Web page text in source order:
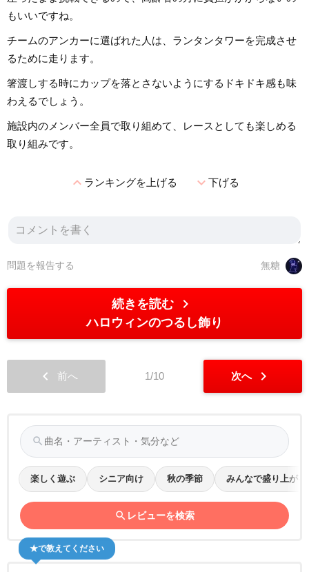
もいいですね。
チームのアンカーに選ばれた人は、ランタンタワーを完成させ
るために走ります。
箸渡しする時にカップを落とさないようにするドキドキ感も味
わえるでしょう。
施設内のメンバー全員で取り組めて、レースとしても楽しめる
取り組みです。
expand_lessランキングを上げる expand_more下げる
無糖
問題を報告する
続きを読む chevron_right
ハロウィンのつるし飾り
chevron_left 前へ 1/10 次へ chevron_right
search
楽しく遊ぶ シニア向け 秋の季節 みんなで盛り上がる
search レビューを検索
★で教えてください